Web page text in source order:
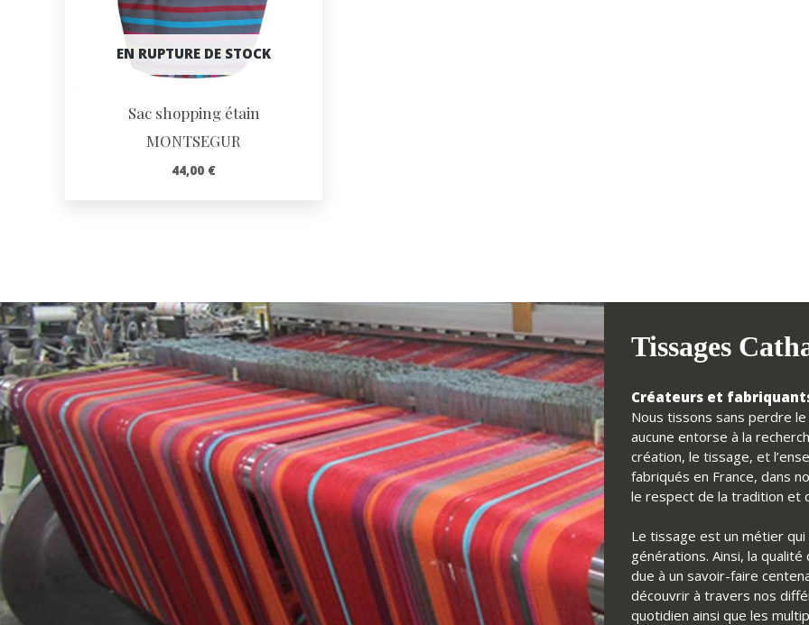
EN RUPTURE DE STOCK
Sac shopping étain
MONTSEGUR
44,00 €
Tissages
Créateurs et
Nous tissons sans perdre
aucune entorse à la
création, le tissage, et
fabriqués en France, dans
le respect de la tradition et
Le tissage est un métier
générations. Ainsi, la
due à un savoir-faire
découvrir à travers nos
quotidien ainsi que les